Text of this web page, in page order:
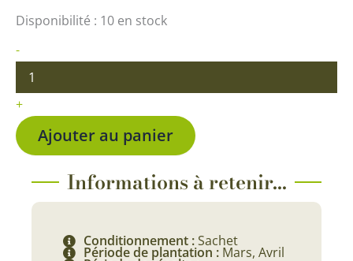
Disponibilité : 10 en stock
-
quantité
Tomate
Topaz
BIO
+
Ajouter au panier
Informations à retenir...
Conditionnement :Sachet
Période de plantation : Mars, Avril